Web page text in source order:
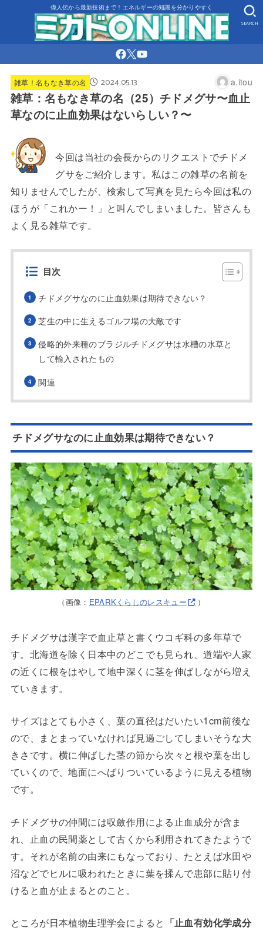
偉人伝から最新技術まで！エネルギーの知識を分かりやすく
SEARCH
雑草！名もなき草の名 2024.05.13 a.itou
雑草：名もなき草の名（25）チドメグサ〜血止
草なのに止血効果はないらしい？〜
今回は当社の会長からのリクエストでチドメ
グサをご紹介します。私はこの雑草の名前を
知りませんでしたが、検索して写真を見たら今回は私の
ほうが「これかー！」と叫んでしまいました。皆さんも
よく見る雑草です。
目次
チドメグサなのに止血効果は期待できない？
芝生の中に生えるゴルフ場の大敵です
侵略的外来種のブラジルチドメグサは水槽の水草と
して輸入されたもの
関連
チドメグサなのに止血効果は期待できない？
（画像： EPARKくらしのレスキュー ）
チドメグサは漢字で血止草と書くウコギ科の多年草で
す。北海道を除く日本中のどこでも見られ、道端や人家
の近くに根をはやして地中深くに茎を伸ばしながら増え
ていきます。
サイズはとても小さく、葉の直径はだいたい1cm前後な
ので、まとまっていなければ見過ごしてしまいそうな大
きさです。横に伸ばした茎の節から次々と根や葉を出し
ていくので、地面にへばりついているように見える植物
です。
チドメグサの仲間には収斂作用による止血成分が含ま
れ、止血の民間薬として古くから利用されてきたようで
す。それが名前の由来にもなっており、たとえば水田や
沼などでヒルに吸われたときに葉を揉んで患部に貼り付
けると血が止まるとのこと。
ところが日本植物生理学会によると 「止血有効化学成分